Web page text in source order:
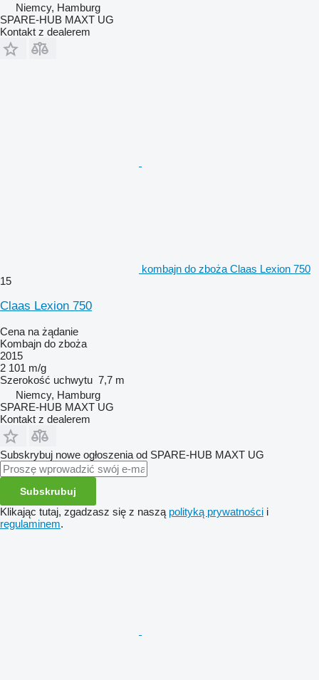
Niemcy, Hamburg
SPARE-HUB MAXT UG
Kontakt z dealerem
kombajn do zboża Claas Lexion 750
15
Claas Lexion 750
Cena na żądanie
Kombajn do zboża
2015
2 101 m/g
Szerokość uchwytu 7,7 m
Niemcy, Hamburg
SPARE-HUB MAXT UG
Kontakt z dealerem
Subskrybuj nowe ogłoszenia od SPARE-HUB MAXT UG
Subskrubuj
Klikając tutaj, zgadzasz się z naszą polityką prywatności i
regulaminem.